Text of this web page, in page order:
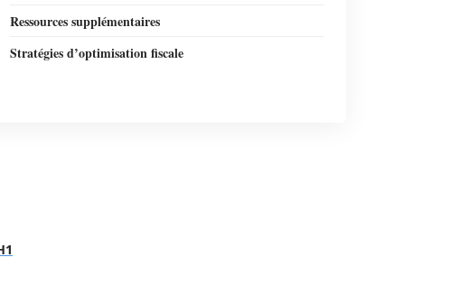
Ressources supplémentaires
Stratégies d’optimisation fiscale